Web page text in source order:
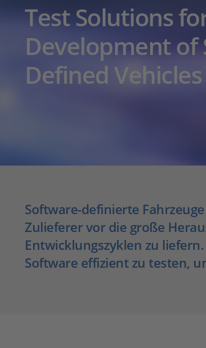
Test Solutions
Development of
Defined Vehicles
Software-definierte
Zulieferer vor die große
Entwicklungszyklen zu
Software effizient zu testen,